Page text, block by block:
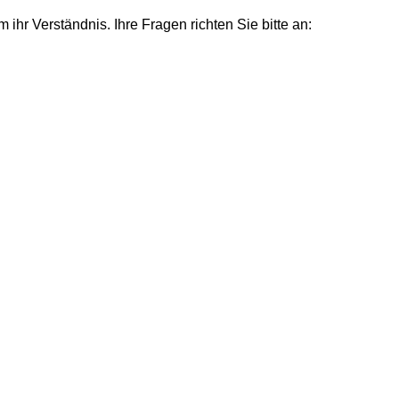
ihr Verständnis. Ihre Fragen richten Sie bitte an: